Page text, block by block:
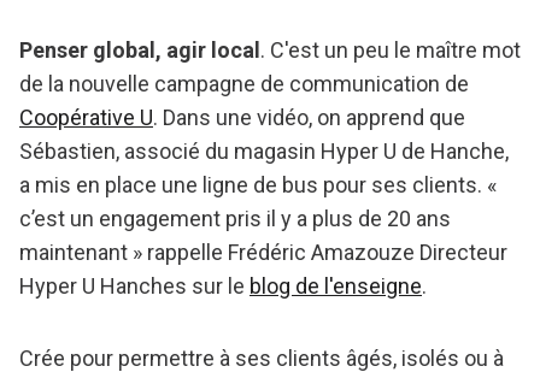
Penser global, agir local . C'est un peu le maître mot
de la nouvelle campagne de communication de
Coopérative U. Dans une vidéo, on apprend que
Sébastien, associé du magasin Hyper U de Hanche,
a mis en place une ligne de bus pour ses clients. «
c’est un engagement pris il y a plus de 20 ans
maintenant » rappelle Frédéric Amazouze Directeur
Hyper U Hanches sur le blog de l'enseigne.
Crée pour permettre à ses clients âgés, isolés ou à